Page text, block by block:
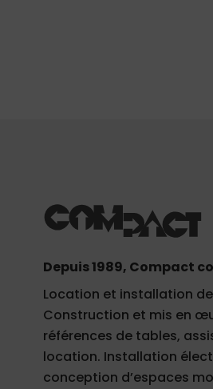
Depuis 1989, Compact
Location et installation
Construction et mis en
références de tables,
location. Installation
conception d’espaces